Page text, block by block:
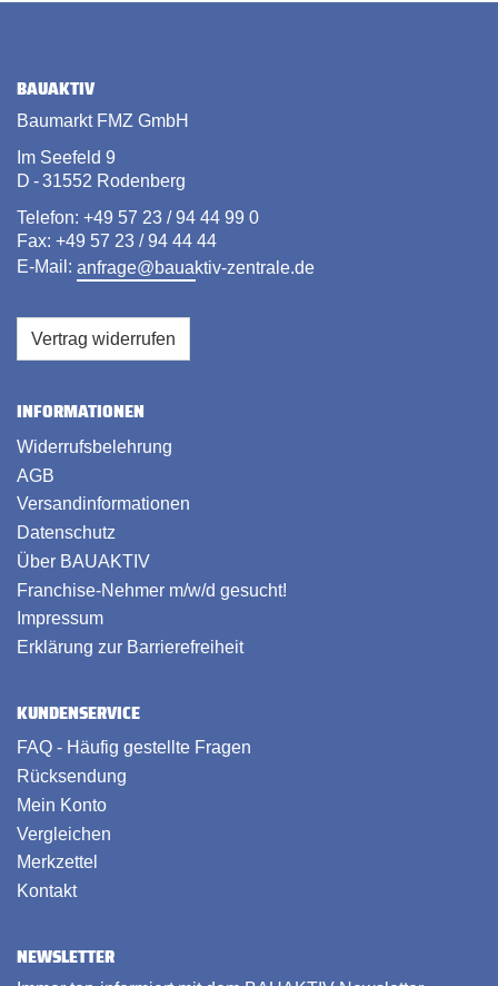
BAUAKTIV
Baumarkt FMZ GmbH
Im Seefeld 9
D - 31552 Rodenberg
Telefon: +49 57 23 / 94 44 99 0
Fax: +49 57 23 / 94 44 44
E-Mail: anfrage@bauaktiv-zentrale.de
Vertrag widerrufen
INFORMATIONEN
Widerrufsbelehrung
AGB
Versandinformationen
Datenschutz
Über BAUAKTIV
Franchise-Nehmer m/w/d gesucht!
Impressum
Erklärung zur Barrierefreiheit
KUNDENSERVICE
FAQ - Häufig gestellte Fragen
Rücksendung
Mein Konto
Vergleichen
Merkzettel
Kontakt
NEWSLETTER